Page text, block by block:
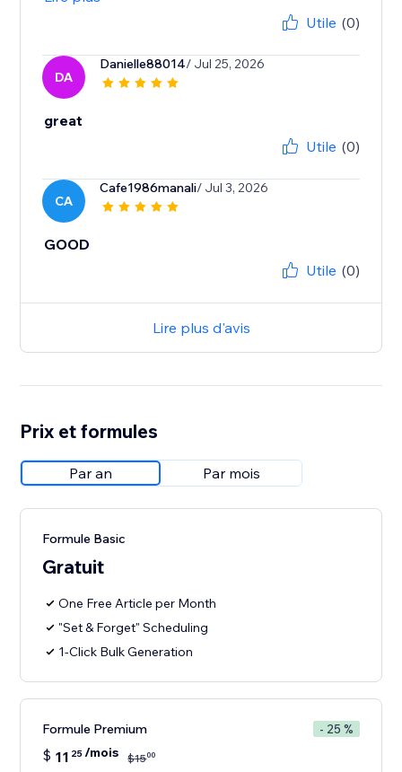
Utile (0)
DA
Danielle88014/ Jul 25, 2026
great
Utile (0)
CA
Cafe1986manali/ Jul 3, 2026
GOOD
Utile (0)
Lire plus d'avis
Prix et formules
Par an Par mois
Formule Basic
Gratuit
One Free Article per Month
"Set & Forget" Scheduling
1-Click Bulk Generation
Formule Premium - 25 %
$ 11 25/mois $1500